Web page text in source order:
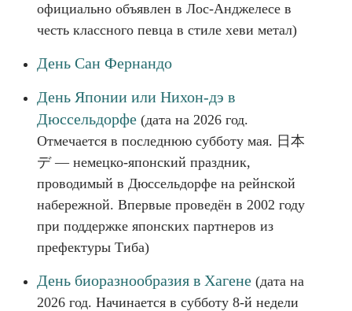
официально объявлен в Лос-Анджелесе в
честь классного певца в стиле хеви метал)
День Сан Фернандо
День Японии или Нихон-дэ в
Дюссельдорфе (дата на 2026 год.
Отмечается в последнюю субботу мая. 日本
デ — немецко-японский праздник,
проводимый в Дюссельдорфе на рейнской
набережной. Впервые проведён в 2002 году
при поддержке японских партнеров из
префектуры Тиба)
День биоразнообразия в Хагене (дата на
2026 год. Начинается в субботу 8-й недели